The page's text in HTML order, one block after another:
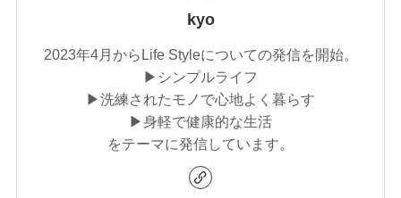
kyo
2023年4月からLife Styleについての発信を開始。
▶シンプルライフ
▶洗練されたモノで心地よく暮らす
▶身軽で健康的な生活
をテーマに発信しています。